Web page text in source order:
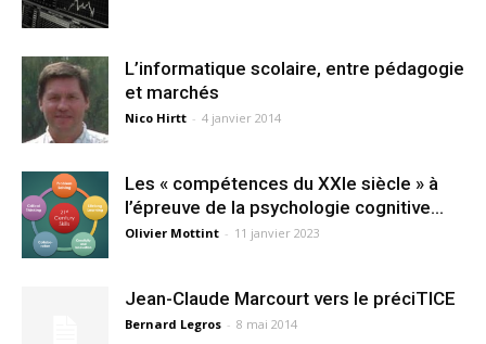
L’informatique scolaire, entre pédagogie
et marchés
Nico Hirtt - 4 janvier 2014
Les « compétences du XXIe siècle » à
l’épreuve de la psychologie cognitive…
Olivier Mottint - 11 janvier 2023
Jean-Claude Marcourt vers le préciTICE
Bernard Legros - 8 mai 2014